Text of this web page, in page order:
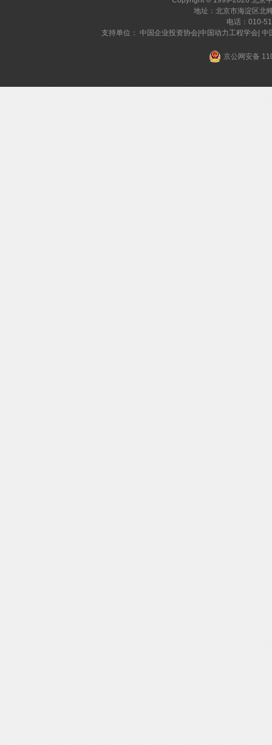
地址：北京市海淀区北
电话：010-
支持单位： 中国企业投资协会|中国动力工程学会|
京公网安备